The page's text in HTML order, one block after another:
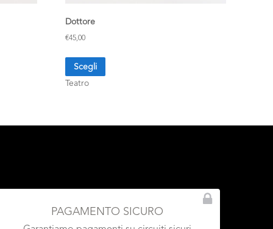
Dottore
€45,00
Scegli
Teatro
PAGAMENTO SICURO